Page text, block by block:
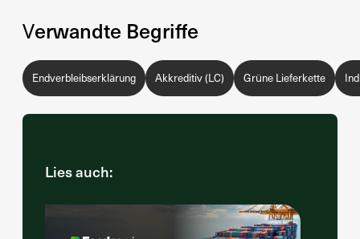
Verwandte Begriffe
Endverbleibserklärung Akkreditiv (LC) Grüne Lieferkette
Lies auch: